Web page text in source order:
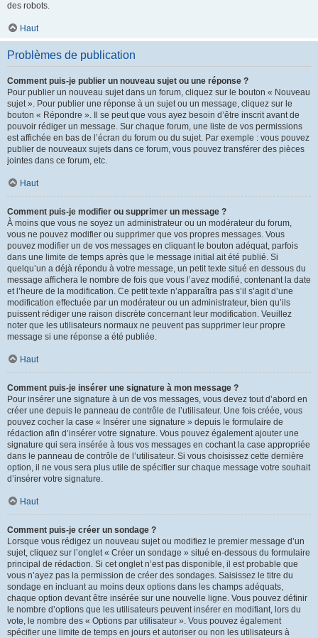
des robots.
Haut
Problèmes de publication
Comment puis-je publier un nouveau sujet ou une réponse ?
Pour publier un nouveau sujet dans un forum, cliquez sur le bouton « Nouveau
sujet ». Pour publier une réponse à un sujet ou un message, cliquez sur le
bouton « Répondre ». Il se peut que vous ayez besoin d’être inscrit avant de
pouvoir rédiger un message. Sur chaque forum, une liste de vos permissions
est affichée en bas de l’écran du forum ou du sujet. Par exemple : vous pouvez
publier de nouveaux sujets dans ce forum, vous pouvez transférer des pièces
jointes dans ce forum, etc.
Haut
Comment puis-je modifier ou supprimer un message ?
À moins que vous ne soyez un administrateur ou un modérateur du forum,
vous ne pouvez modifier ou supprimer que vos propres messages. Vous
pouvez modifier un de vos messages en cliquant le bouton adéquat, parfois
dans une limite de temps après que le message initial ait été publié. Si
quelqu’un a déjà répondu à votre message, un petit texte situé en dessous du
message affichera le nombre de fois que vous l’avez modifié, contenant la date
et l’heure de la modification. Ce petit texte n’apparaîtra pas s’il s’agit d’une
modification effectuée par un modérateur ou un administrateur, bien qu’ils
puissent rédiger une raison discrète concernant leur modification. Veuillez
noter que les utilisateurs normaux ne peuvent pas supprimer leur propre
message si une réponse a été publiée.
Haut
Comment puis-je insérer une signature à mon message ?
Pour insérer une signature à un de vos messages, vous devez tout d’abord en
créer une depuis le panneau de contrôle de l’utilisateur. Une fois créée, vous
pouvez cocher la case « Insérer une signature » depuis le formulaire de
rédaction afin d’insérer votre signature. Vous pouvez également ajouter une
signature qui sera insérée à tous vos messages en cochant la case appropriée
dans le panneau de contrôle de l’utilisateur. Si vous choisissez cette dernière
option, il ne vous sera plus utile de spécifier sur chaque message votre souhait
d’insérer votre signature.
Haut
Comment puis-je créer un sondage ?
Lorsque vous rédigez un nouveau sujet ou modifiez le premier message d’un
sujet, cliquez sur l’onglet « Créer un sondage » situé en-dessous du formulaire
principal de rédaction. Si cet onglet n’est pas disponible, il est probable que
vous n’ayez pas la permission de créer des sondages. Saisissez le titre du
sondage en incluant au moins deux options dans les champs adéquats,
chaque option devant être insérée sur une nouvelle ligne. Vous pouvez définir
le nombre d’options que les utilisateurs peuvent insérer en modifiant, lors du
vote, le nombre des « Options par utilisateur ». Vous pouvez également
spécifier une limite de temps en jours et autoriser ou non les utilisateurs à